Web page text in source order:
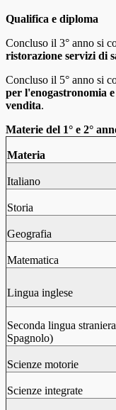
Qualifica e diploma
Concluso il 3° anno si
ristorazione servizi di
Concluso il 5° anno si
per l'enogastronomia
vendita.
Materie del 1° e 2°
Materia
Italiano
Storia
Geografia
Matematica
Lingua inglese
Seconda lingua
Spagnolo)
Scienze motorie
Scienze integrate